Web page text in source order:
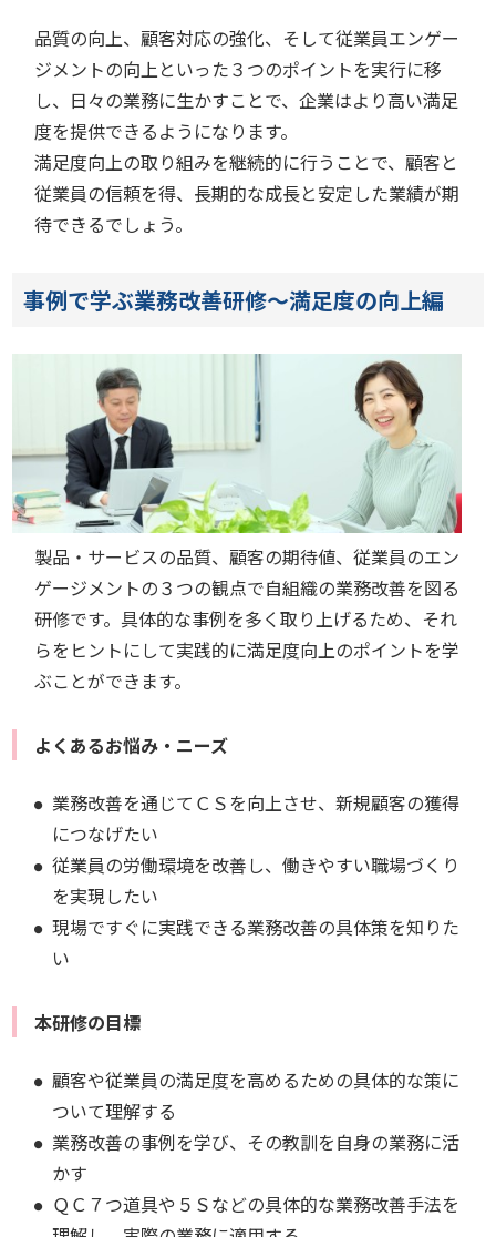
品質の向上、顧客対応の強化、そして従業員エンゲー
ジメントの向上といった３つのポイントを実行に移
し、日々の業務に生かすことで、企業はより高い満足
度を提供できるようになります。
満足度向上の取り組みを継続的に行うことで、顧客と
従業員の信頼を得、長期的な成長と安定した業績が期
待できるでしょう。
事例で学ぶ業務改善研修～満足度の向上編
製品・サービスの品質、顧客の期待値、従業員のエン
ゲージメントの３つの観点で自組織の業務改善を図る
研修です。具体的な事例を多く取り上げるため、それ
らをヒントにして実践的に満足度向上のポイントを学
ぶことができます。
よくあるお悩み・ニーズ
業務改善を通じてＣＳを向上させ、新規顧客の獲得
につなげたい
従業員の労働環境を改善し、働きやすい職場づくり
を実現したい
現場ですぐに実践できる業務改善の具体策を知りた
い
本研修の目標
顧客や従業員の満足度を高めるための具体的な策に
ついて理解する
業務改善の事例を学び、その教訓を自身の業務に活
かす
ＱＣ７つ道具や５Ｓなどの具体的な業務改善手法を